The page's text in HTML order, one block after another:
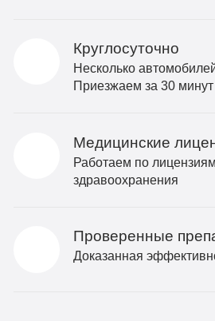
Круглосуточно
Несколько
Приезжаем за 30 минут
Медицинские
Работаем по
здравоохранения
Проверенные
Доказанная